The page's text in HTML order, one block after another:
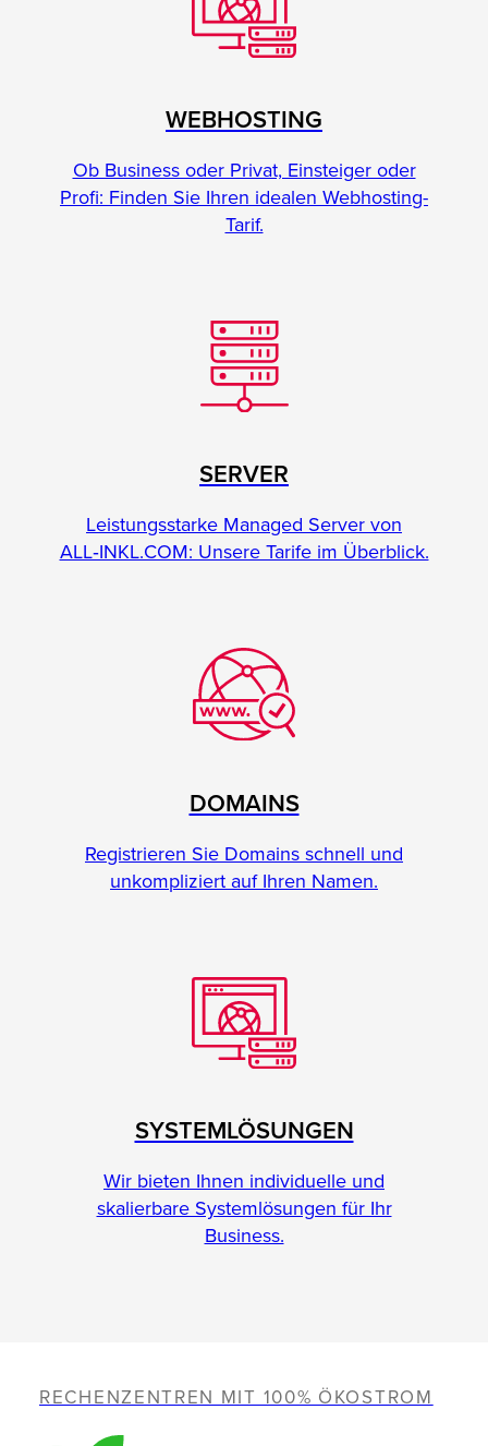
WEBHOSTING
Ob Business oder Privat, Einsteiger oder
Profi: Finden Sie Ihren idealen Webhosting-
Tarif.
SERVER
Leistungsstarke Managed Server von
ALL‑INKL.COM: Unsere Tarife im Überblick.
DOMAINS
Registrieren Sie Domains schnell und
unkompliziert auf Ihren Namen.
SYSTEMLÖSUNGEN
Wir bieten Ihnen individuelle und
skalierbare Systemlösungen für Ihr
Business.
RECHENZENTREN MIT 100% ÖKOSTROM